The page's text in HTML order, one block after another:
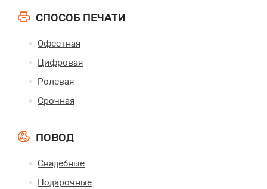
СПОСОБ ПЕЧАТИ
Офсетная
Цифровая
Ролевая
Срочная
ПОВОД
Свадебные
Подарочные